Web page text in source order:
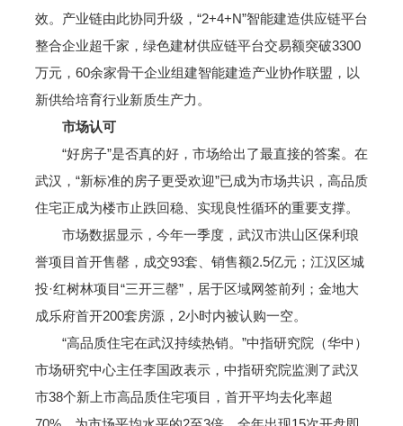
效。产业链由此协同升级，“2+4+N”智能建造供应链平台
整合企业超千家，绿色建材供应链平台交易额突破3300
万元，60余家骨干企业组建智能建造产业协作联盟，以
新供给培育行业新质生产力。
市场认可
“好房子”是否真的好，市场给出了最直接的答案。在
武汉，“新标准的房子更受欢迎”已成为市场共识，高品质
住宅正成为楼市止跌回稳、实现良性循环的重要支撑。
市场数据显示，今年一季度，武汉市洪山区保利琅
誉项目首开售罄，成交93套、销售额2.5亿元；江汉区城
投·红树林项目“三开三罄”，居于区域网签前列；金地大
成乐府首开200套房源，2小时内被认购一空。
“高品质住宅在武汉持续热销。”中指研究院（华中）
市场研究中心主任李国政表示，中指研究院监测了武汉
市38个新上市高品质住宅项目，首开平均去化率超